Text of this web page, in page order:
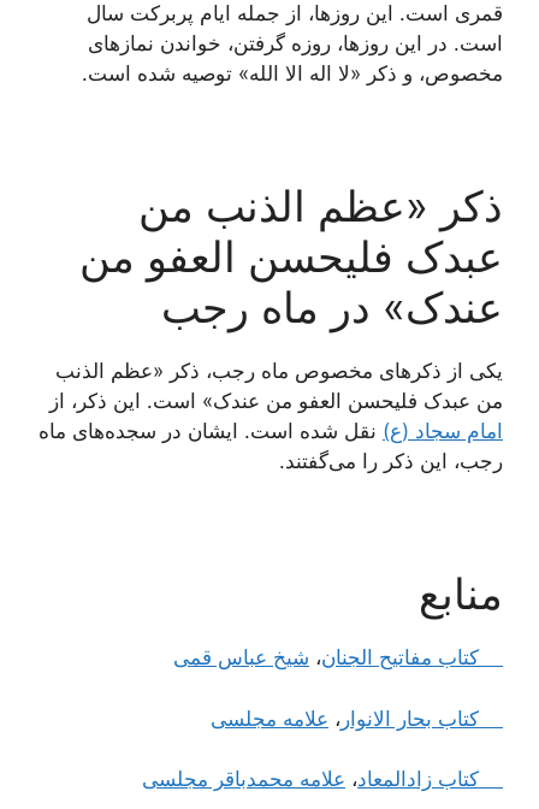
قمری است. این روزها، از جمله ایام پربرکت سال
است. در این روزها، روزه گرفتن، خواندن نمازهای
مخصوص، و ذکر «لا اله الا الله» توصیه شده است.
ذکر «عظم الذنب من
عبدک فلیحسن العفو من
عندک» در ماه رجب
یکی از ذکرهای مخصوص ماه رجب، ذکر «عظم الذنب
من عبدک فلیحسن العفو من عندک» است. این ذکر، از
امام سجاد (ع) نقل شده است. ایشان در سجده‌های ماه
رجب، این ذکر را می‌گفتند.
منابع
کتاب مفاتیح الجنان، شیخ عباس قمی
کتاب بحار الانوار ، علامه مجلسی
کتاب زادالمعاد، علامه محمدباقر مجلسی